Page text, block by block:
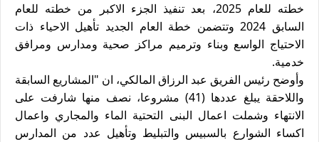
خطته للعام 2025، بعد تنفيذ الجزء الاكبر من خطته للعام
السابق 2024 وتتضمن خطة العام الجديد تأهيل الاحياء ذات
الاحتياج الواسع وبناء وترميم مراكز صحية ومدارس ومرافق
خدمية.
وأوضح رئيس الفريق عبد الرزاق المالكي، ان "المشاريع السابقة
واللاحقة يبلغ عددها (41) مشروعا، نصف منها شارفت على
الانتهاء وشملت اعمال البنى التحتية الماء والمجاري واعمال
اكساء الشوارع بالسبيس والتبليط وتأهيل عدد من المدارس